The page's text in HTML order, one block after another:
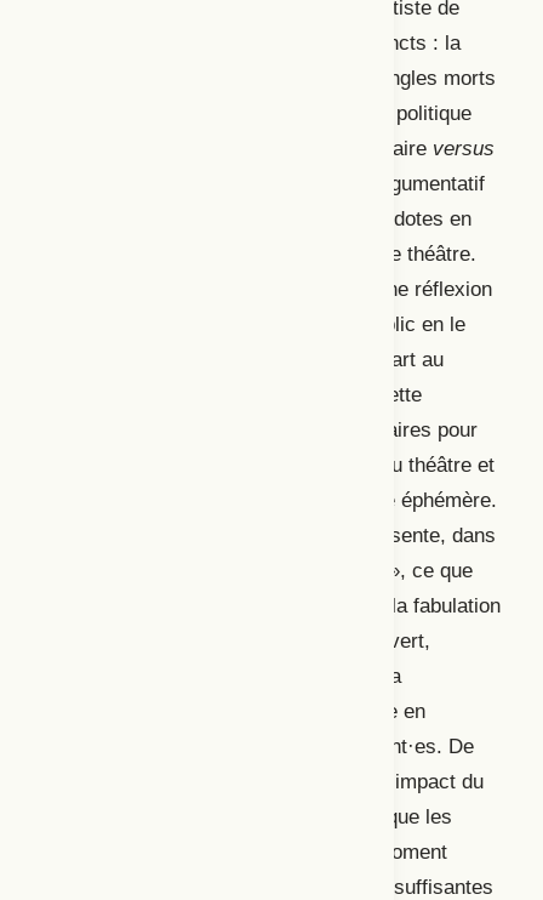
personnellement, en tant que femme artiste de
quatre défis distincts : la
temporalité (le temps et l’argent); les angles morts
(le travail des femmes); le théâtre et le politique
(ou les jeux d’influence) et le spectaculaire versus
la théâtralité. Fillion conclut ce texte argumentatif
ponctué de passages créatifs et d’anecdotes en
rappelant que l’adversité nourrit aussi le théâtre.
Bruno Meyssat propose pour sa part une réflexion
sur l’aspect économique du théâtre public en le
Du théâtre d’art au
. Cette
réflexion aborde les conditions nécessaires pour
cerner la véritable valeur (monétaire) du théâtre et
pour comprendre, notamment, son côté éphémère.
Hortense Archambault présente, dans
un texte créatif intitulé « La cité idéale », ce que
devrait être un théâtre public à travers la fabulation
d’une cité idéale où le théâtre serait ouvert,
accompagnerait à la fois l’artiste et le·la
spectateur·trice et permettrait une mise en
commun réunissant tous·tes les habitant·es. De
Marie-Ange Rauch dénonce l’impact du
climat politique actuel en France ainsi que les
conditions de travail des artistes. Au moment
d’écrire l’article, celles-ci n’étaient pas suffisantes